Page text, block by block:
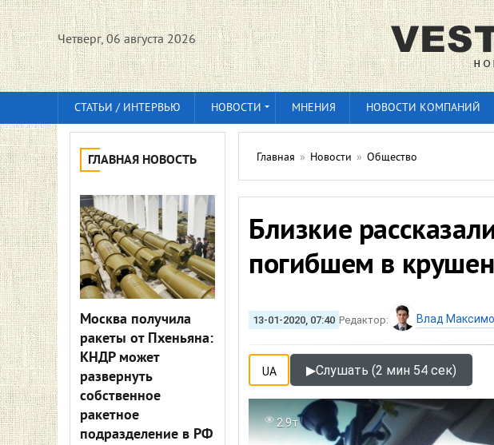
Четверг, 06 августа 2026
СТАТЬИ / ИНТЕРВЬЮ НОВОСТИ МНЕНИЯ НОВОСТИ КОМПАНИЙ
ГЛАВНАЯ НОВОСТЬ
Москва получила
ракеты от Пхеньяна:
КНДР может
развернуть
собственное
ракетное
подразделение в РФ
Главная » Новости » Общество
Близкие
погибшем в
13-01-2020, 07:40 Редактор: Влад
UA ▶Слушать (2 мин 54 сек)
2.9т